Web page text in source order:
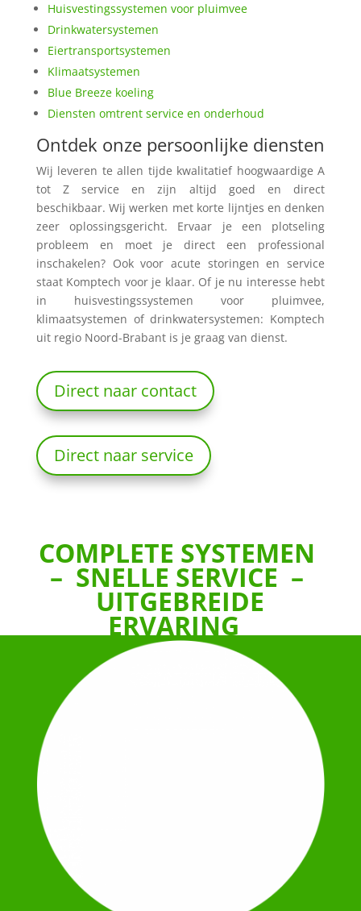
Huisvestingssystemen voor pluimvee
Drinkwatersystemen
Eiertransportsystemen
Klimaatsystemen
Blue Breeze koeling
Diensten omtrent service en onderhoud
Ontdek onze persoonlijke diensten
Wij leveren te allen tijde kwalitatief hoogwaardige A
tot Z service en zijn altijd goed en direct
beschikbaar. Wij werken met korte lijntjes en denken
zeer oplossingsgericht. Ervaar je een plotseling
probleem en moet je direct een professional
inschakelen? Ook voor acute storingen en service
staat Komptech voor je klaar. Of je nu interesse hebt
in huisvestingssystemen voor pluimvee,
klimaatsystemen of drinkwatersystemen: Komptech
uit regio Noord-Brabant is je graag van dienst.
Direct naar contact
Direct naar service
COMPLETE SYSTEMEN
– SNELLE SERVICE –
UITGEBREIDE
ERVARING